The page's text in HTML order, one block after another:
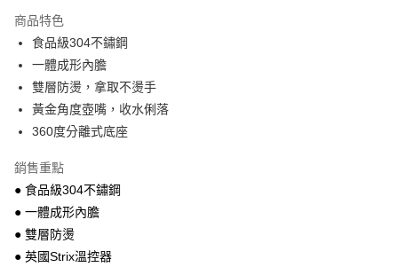
本島宅配-活動商品
免運費
離島宅配-常溫商品
免運費
商品特色
食品級304不鏽鋼
一體成形內膽
雙層防燙，拿取不燙手
黃金角度壺嘴，收水俐落
360度分離式底座
銷售重點
● 食品級304不鏽鋼
● 一體成形內膽
● 雙層防燙
● 英國Strix溫控器